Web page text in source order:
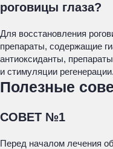
роговицы глаза?
Для восстановления
препараты, содержащие
антиоксиданты,
и стимуляции регенерации.
Полезные
СОВЕТ №1
Перед началом лечения